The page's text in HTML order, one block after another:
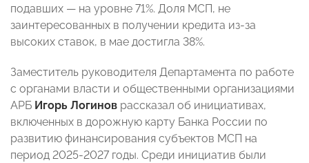
подавших — на уровне 71%. Доля МСП, не
заинтересованных в получении кредита из-за
высоких ставок, в мае достигла 38%.
Заместитель руководителя Департамента по работе
с органами власти и общественными организациями
АРБ Игорь Логинов рассказал об инициативах,
включенных в дорожную карту Банка России по
развитию финансирования субъектов МСП на
период 2025-2027 годы. Среди инициатив были